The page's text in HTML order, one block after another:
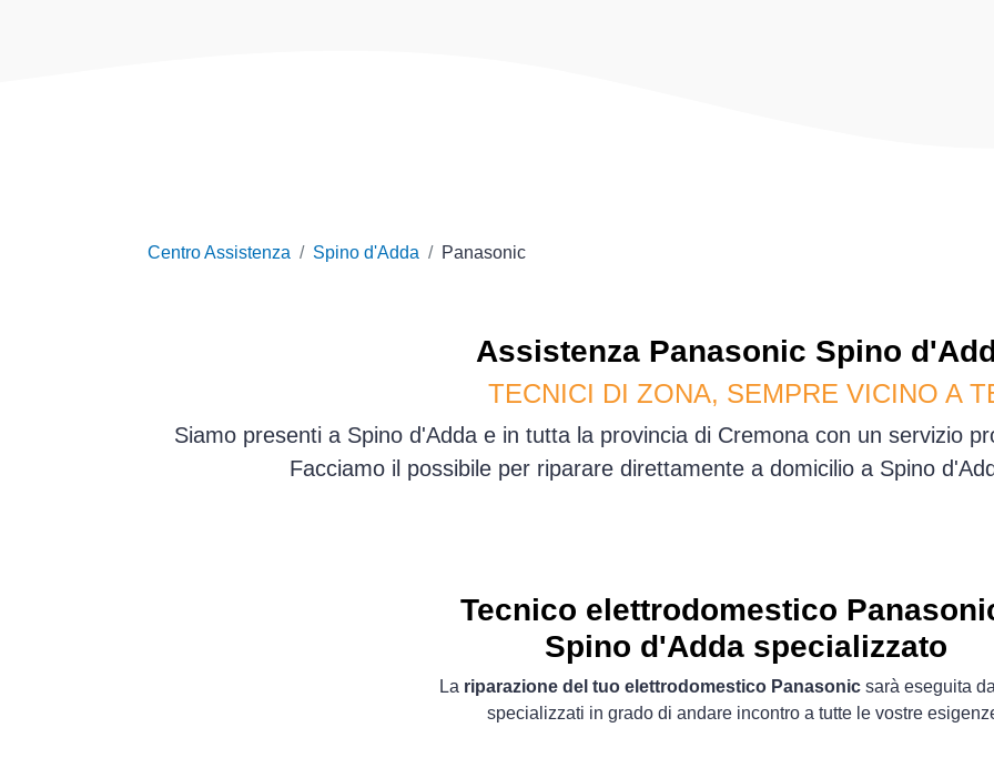
Centro Assistenza Spino d'Adda Panasonic
Assistenza Panasonic Spino
TECNICI DI ZONA, SEMPRE VICINO A
Siamo presenti a Spino d'Adda e in tutta la provincia di Cremona con un servizio
Facciamo il possibile per riparare direttamente a domicilio a Spino
Tecnico elettrodomestico
Spino d'Adda specializzato
La riparazione del tuo elettrodomestico Panasonic sarà eseguita
specializzati in grado di andare incontro a tutte le vostre